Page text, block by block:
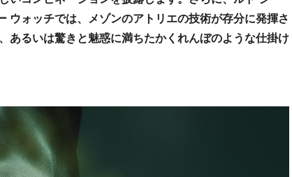
ウォッチでは、メゾンのアトリエの技術が存分に発揮さ
あるいは驚きと魅惑に満ちたかくれんぼのような仕掛け